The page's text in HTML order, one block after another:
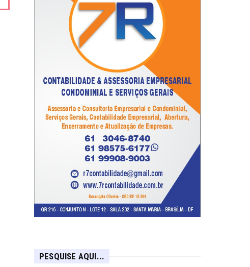
PESQUISE AQUI...